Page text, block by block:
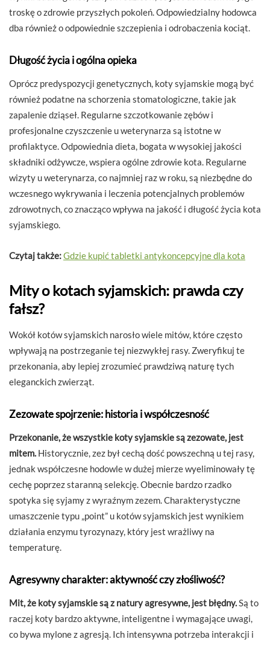
troskę o zdrowie przyszłych pokoleń. Odpowiedzialny hodowca
dba również o odpowiednie szczepienia i odrobaczenia kociąt.
Długość życia i ogólna opieka
Oprócz predyspozycji genetycznych, koty syjamskie mogą być
również podatne na schorzenia stomatologiczne, takie jak
zapalenie dziąseł. Regularne szczotkowanie zębów i
profesjonalne czyszczenie u weterynarza są istotne w
profilaktyce. Odpowiednia dieta, bogata w wysokiej jakości
składniki odżywcze, wspiera ogólne zdrowie kota. Regularne
wizyty u weterynarza, co najmniej raz w roku, są niezbędne do
wczesnego wykrywania i leczenia potencjalnych problemów
zdrowotnych, co znacząco wpływa na jakość i długość życia kota
syjamskiego.
Czytaj także:Gdzie kupić tabletki antykoncepcyjne dla kota
Mity o kotach syjamskich: prawda czy
fałsz?
Wokół kotów syjamskich narosło wiele mitów, które często
wpływają na postrzeganie tej niezwykłej rasy. Zweryfikuj te
przekonania, aby lepiej zrozumieć prawdziwą naturę tych
eleganckich zwierząt.
Zezowate spojrzenie: historia i współczesność
Przekonanie, że wszystkie koty syjamskie są zezowate, jest
mitem. Historycznie, zez był cechą dość powszechną u tej rasy,
jednak współczesne hodowle w dużej mierze wyeliminowały tę
cechę poprzez staranną selekcję. Obecnie bardzo rzadko
spotyka się syjamy z wyraźnym zezem. Charakterystyczne
umaszczenie typu „point” u kotów syjamskich jest wynikiem
działania enzymu tyrozynazy, który jest wrażliwy na
temperaturę.
Agresywny charakter: aktywność czy złośliwość?
Mit, że koty syjamskie są z natury agresywne, jest błędny.Są to
raczej koty bardzo aktywne, inteligentne i wymagające uwagi,
co bywa mylone z agresją. Ich intensywna potrzeba interakcji i